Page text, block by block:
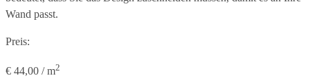
Wand passt.
Preis:
€ 44,00 / m2